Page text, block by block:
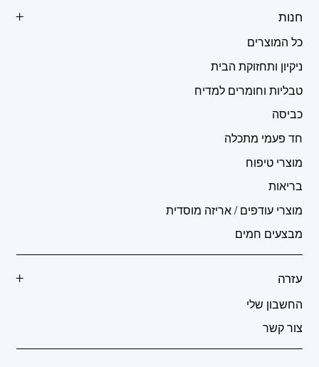
חנות
כל המוצרים
ניקיון ותחזוקת הבית
טבליות וחומרים למדיח
כביסה
חד פעמי מתכלה
מוצרי טיפוח
בריאות
מוצרי עודפים / אריזה מוסדית
מבצעים חמים
עזרה
החשבון שלי
צור קשר